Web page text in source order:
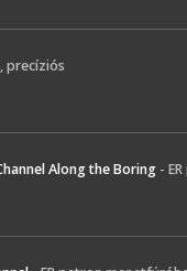
precíziós
Along the Boring -